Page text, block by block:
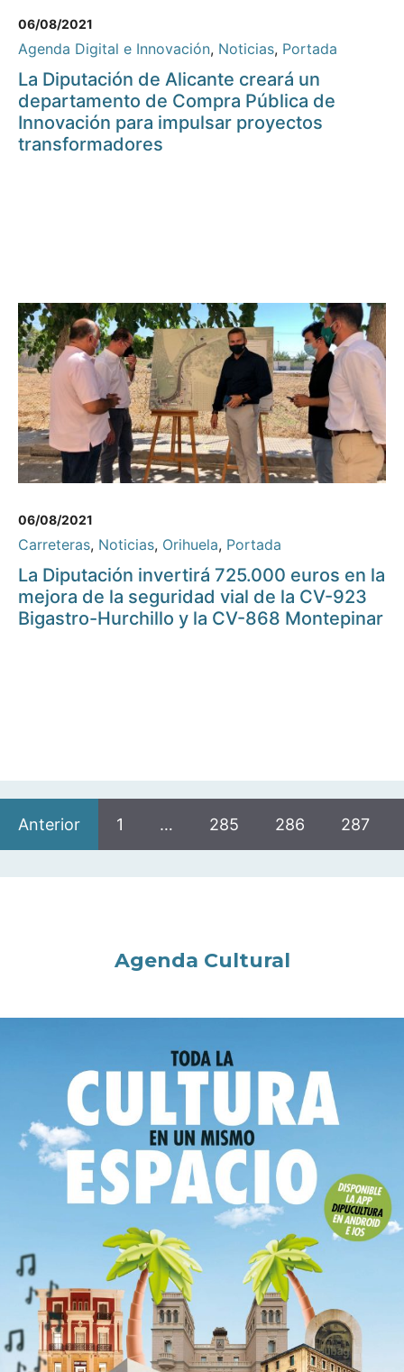
06/08/2021
Agenda Digital e Innovación, Noticias, Portada
La Diputación de Alicante creará un
departamento de Compra Pública de
Innovación para impulsar proyectos
transformadores
06/08/2021
Carreteras, Noticias, Orihuela, Portada
La Diputación invertirá 725.000 euros en la
mejora de la seguridad vial de la CV-923
Bigastro-Hurchillo y la CV-868 Montepinar
Anterior 1 … 285 286 287
Agenda Cultural